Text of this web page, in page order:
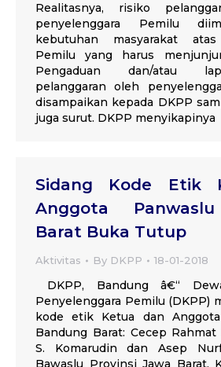
Realitasnya, risiko
penyelenggara Pemilu
kebutuhan masyarakat atas
Pemilu yang harus
Pengaduan dan/atau
pelanggaran oleh
disampaikan kepada DKPP
juga surut. DKPP menyikapinya
Sidang Kode Etik
Anggota
Barat Buka Tutup
Aktivitas By DKPP 18-01-2018
DKPP, Bandung â€“
Penyelenggara Pemilu (DKPP)
kode etik Ketua dan
Bandung Barat: Cecep Rahmat
S. Komarudin dan Asep
Bawaslu Provinsi Jawa Barat,